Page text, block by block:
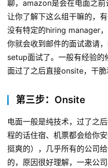
聊，amazon是会在电面之
让你了解下这么组干嘛的，
没有特定的hiring manager
你就会收到邮件的面试邀请
setup面试了。一般有经验
面过了之后直接onsite，干脆
第三步：Onsite
电面一般是纯技术，过了之
程的话住宿、机票都会给你
挺爽的），几乎所有的公司
的，原因很好理解，一来公